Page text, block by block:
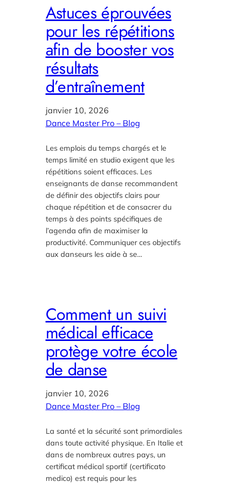
Astuces éprouvées
pour les répétitions
afin de booster vos
résultats
d’entraînement
janvier 10, 2026
Dance Master Pro – Blog
Les emplois du temps chargés et le
temps limité en studio exigent que les
répétitions soient efficaces. Les
enseignants de danse recommandent
de définir des objectifs clairs pour
chaque répétition et de consacrer du
temps à des points spécifiques de
l’agenda afin de maximiser la
productivité. Communiquer ces objectifs
aux danseurs les aide à se…
Comment un suivi
médical efficace
protège votre école
de danse
janvier 10, 2026
Dance Master Pro – Blog
La santé et la sécurité sont primordiales
dans toute activité physique. En Italie et
dans de nombreux autres pays, un
certificat médical sportif (certificato
medico) est requis pour les